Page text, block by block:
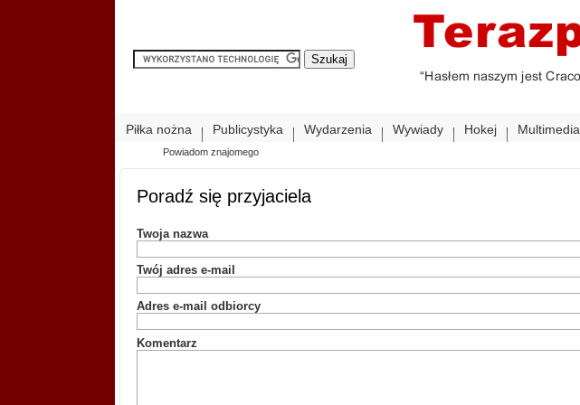
Piłka nożna Publicystyka Wydarzenia Wywiady Hokej Multimedia
Powiadom znajomego
Poradź się przyjaciela
Twoja nazwa
Twój adres e-mail
Adres e-mail odbiorcy
Komentarz